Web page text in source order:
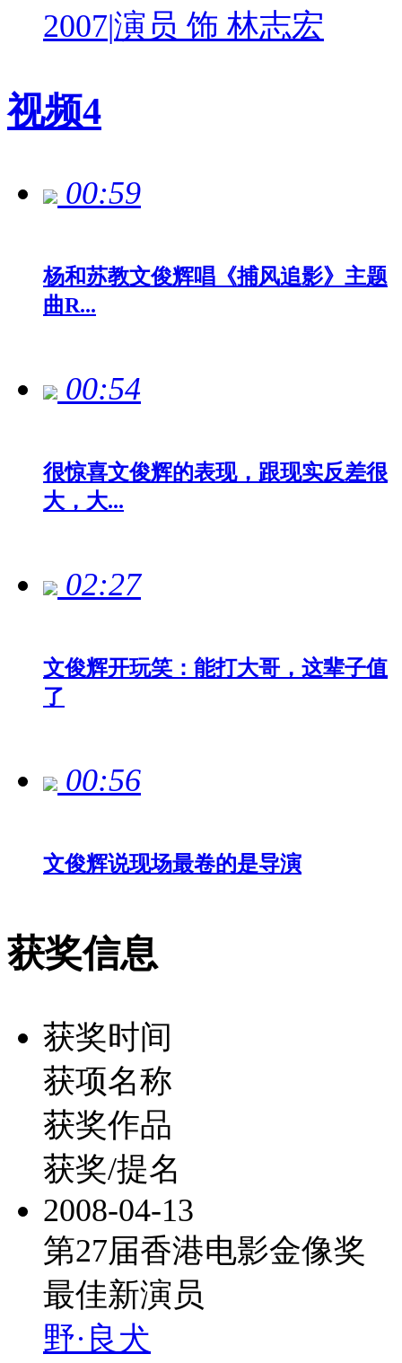
2007|演员 饰 林志宏
视频4
00:59
杨和苏教文俊辉唱《捕风追影》主题
曲R...
00:54
很惊喜文俊辉的表现，跟现实反差很
大，大...
02:27
文俊辉开玩笑：能打大哥，这辈子值
了
00:56
文俊辉说现场最卷的是导演
获奖信息
获奖时间
获项名称
获奖作品
获奖/提名
2008-04-13
第27届香港电影金像奖
最佳新演员
野·良犬